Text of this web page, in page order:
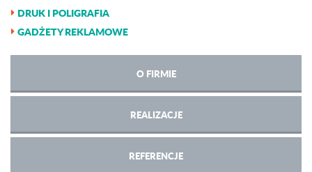
DRUK I POLIGRAFIA
GADŻETY REKLAMOWE
O FIRMIE
REALIZACJE
REFERENCJE